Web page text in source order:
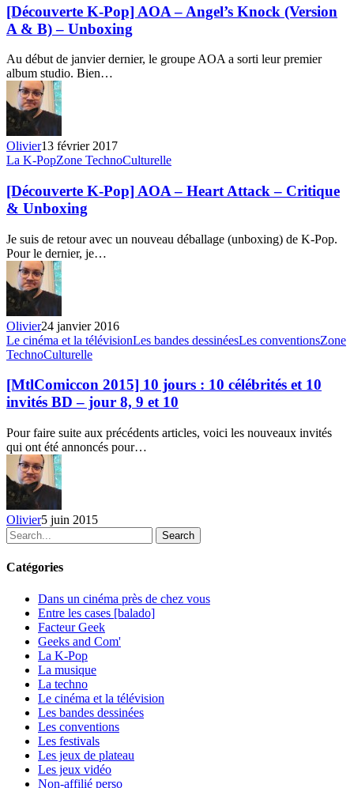
Pop]
AOA
–
Angel’s
Knock
(Version
&
B)
–
Unboxing
[Découverte K-Pop] AOA – Angel’s Knock (Version
A & B) – Unboxing
Au début de janvier dernier, le groupe AOA a sorti leur premier
album studio. Bien…
Olivier13 février 2017
[Découverte
Pop]
AOA
–
Attack
–
Critique
&
Unboxing
La K-PopZone TechnoCulturelle
[Découverte K-Pop] AOA – Heart Attack – Critique
& Unboxing
Je suis de retour avec un nouveau déballage (unboxing) de K-Pop.
Pour le dernier, je…
Olivier24 janvier 2016
[MtlComiccon
2015]
jours
:
10
et
10
invités
BD
–
jour
8,
9
10
Le cinéma et la télévisionLes bandes dessinéesLes conventionsZone
TechnoCulturelle
[MtlComiccon 2015] 10 jours : 10 célébrités et 10
invités BD – jour 8, 9 et 10
Pour faire suite aux précédents articles, voici les nouveaux invités
qui ont été annoncés pour…
Olivier5 juin 2015
Search
Catégories
Dans un cinéma près de chez vous
Entre les cases [balado]
Facteur Geek
Geeks and Com'
La K-Pop
La musique
La techno
Le cinéma et la télévision
Les bandes dessinées
Les conventions
Les festivals
Les jeux de plateau
Les jeux vidéo
Non-affilié perso